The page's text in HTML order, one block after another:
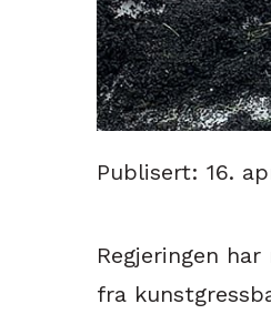
Publisert: 16.
Regjeringen
fra